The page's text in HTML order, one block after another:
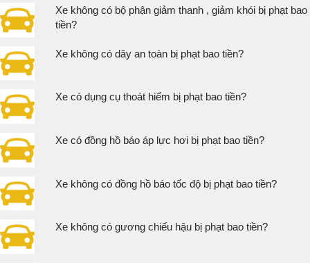
Xe không có bộ phận giảm thanh , giảm khói bị phạt bao
tiền?
Xe không có dây an toàn bị phạt bao tiền?
Xe có dụng cụ thoát hiểm bị phạt bao tiền?
Xe có đồng hồ báo áp lực hơi bị phạt bao tiền?
Xe không có đồng hồ báo tốc độ bị phạt bao tiền?
Xe không có gương chiếu hậu bị phạt bao tiền?